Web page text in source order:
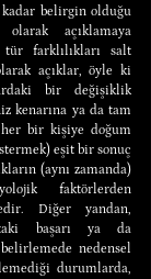
belirgin olduğu
açıklamaya
tür farklılıkları salt
açıklar, öyle ki
bir değişiklik
kenarına ya da tam
bir kişiye doğum
eşit bir sonuç
(aynı zamanda)
faktörlerden
Diğer yandan,
başarı ya da
belirlemede nedensel
durumlarda,